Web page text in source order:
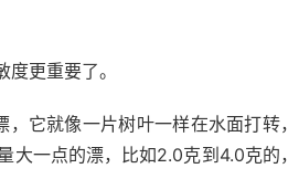
更重要了。
它就像一片树叶一样在水面打转，
一点的漂，比如2.0克到4.0克的，